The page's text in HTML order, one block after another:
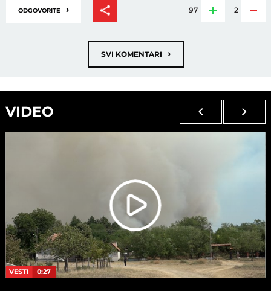
ODGOVORITE › 97 2
SVI KOMENTARI ›
VIDEO
VESTI 0:27